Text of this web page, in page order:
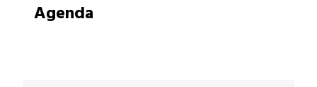
Agenda